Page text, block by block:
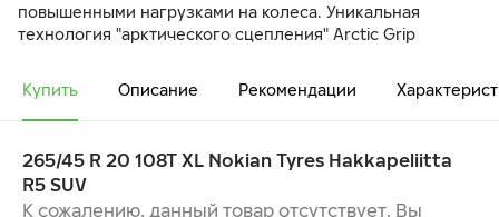
повышенными нагрузками на колеса. Уникальная
технология "арктического сцепления" Arctic Grip
гарантирует повышенную прочность и устойчивость к
проколам.
БЕЗУПРЕЧНОЕ ЗИМНЕЕ СЦЕПЛЕНИЕ И
СБАЛАНСИРОВАННАЯ УПРАВЛЯЕМОСТЬ
ПОВЫШЕННАЯ УСТОЙЧИВОСТЬ И МАКСИМАЛЬНЫЙ
Купить Описание Рекомендации
265/45 R 20 108T XL Nokian Tyres Hakkapeliitta
R5 SUV
К сожалению, данный товар отсутствует. Вы